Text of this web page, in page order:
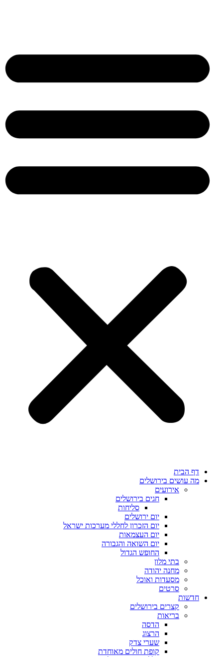
דף הבית
מה עושים בירושלים
אירועים
חגים בירושלים
סליחות
יום ירושלים
יום הזכרון לחללי מערכות ישראל
יום העצמאות
יום השואה והגבורה
החופש הגדול
בתי מלון
מחנה יהודה
מסעדות ואוכל
סרטים
חדשות
קצרים בירושלים
בריאות
הדסה
הרצוג
שערי צדק
קופת חולים מאוחדת